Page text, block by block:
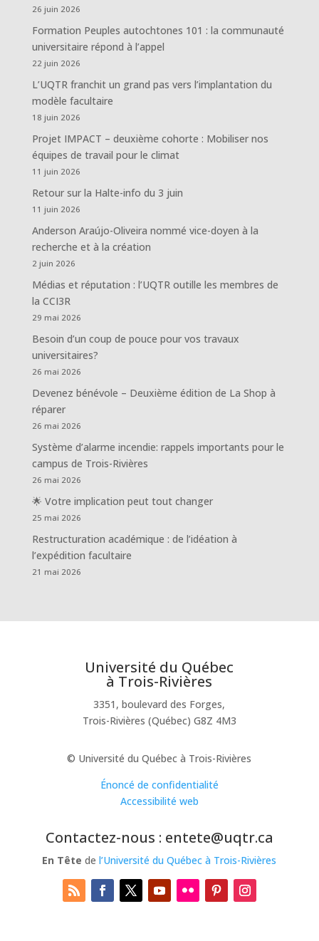
26 juin 2026
Formation Peuples autochtones 101 : la communauté
universitaire répond à l’appel
22 juin 2026
L’UQTR franchit un grand pas vers l’implantation du
modèle facultaire
18 juin 2026
Projet IMPACT – deuxième cohorte : Mobiliser nos
équipes de travail pour le climat
11 juin 2026
Retour sur la Halte-info du 3 juin
11 juin 2026
Anderson Araújo-Oliveira nommé vice-doyen à la
recherche et à la création
2 juin 2026
Médias et réputation : l’UQTR outille les membres de
la CCI3R
29 mai 2026
Besoin d’un coup de pouce pour vos travaux
universitaires?
26 mai 2026
Devenez bénévole – Deuxième édition de La Shop à
réparer
26 mai 2026
Système d’alarme incendie: rappels importants pour le
campus de Trois-Rivières
26 mai 2026
🌟 Votre implication peut tout changer
25 mai 2026
Restructuration académique : de l’idéation à
l’expédition facultaire
21 mai 2026
Université du Québec
à Trois-Rivières
3351, boulevard des Forges,
Trois-Rivières (Québec) G8Z 4M3
© Université du Québec à Trois-Rivières
Énoncé de confidentialité
Accessibilité web
Contactez-nous : entete@uqtr.ca
En Tête del’Université du Québec à Trois-Rivières